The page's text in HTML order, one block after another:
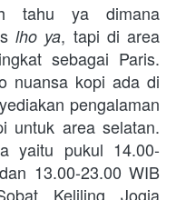
tahu ya dimana
lho ya, tapi di area
sebagai Paris.
nuansa kopi ada di
pengalaman
untuk area selatan.
yaitu pukul 14.00-
dan 13.00-23.00 WIB
Keliling Jogja